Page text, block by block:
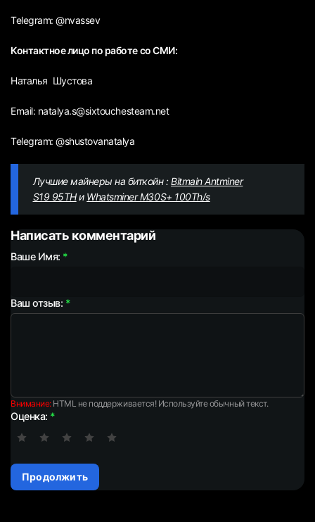
Telegram: @nvassev
Контактное лицо по работе со СМИ:
Наталья Шустова
Email: natalya.s@sixtouchesteam.net
Telegram: @shustovanatalya
Лучшие майнеры на биткойн :Bitmain Antminer
S19 95THи Whatsminer M30S+ 100Th/s
Написать комментарий
Ваше Имя:
Ваш отзыв:
Внимание:HTML не поддерживается! Используйте обычный текст.
Оценка:
Продолжить